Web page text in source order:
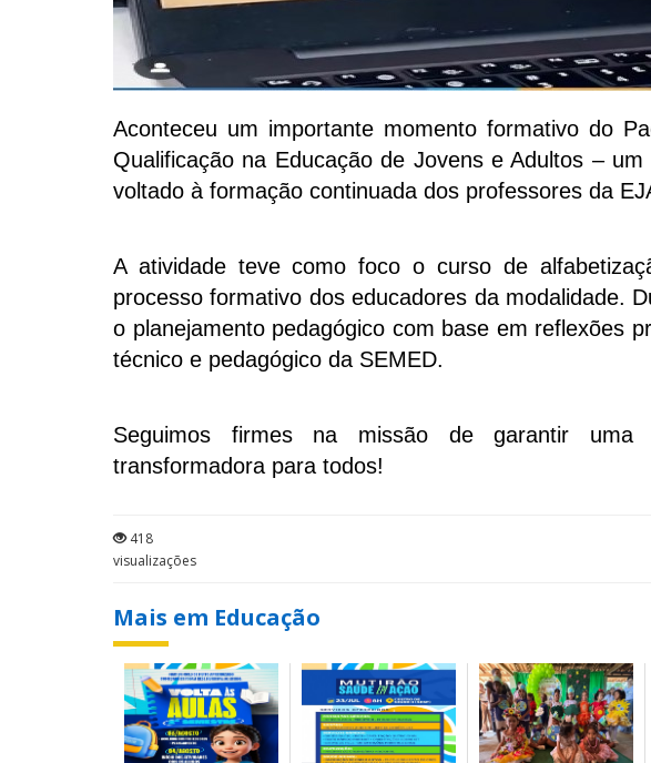
Aconteceu um importante momento formativo do
Qualificação na Educação de Jovens e Adultos –
voltado à formação continuada dos professores da
A atividade teve como foco o curso de
processo formativo dos educadores da modalidade.
o planejamento pedagógico com base em reflexões
técnico e pedagógico da SEMED.
Seguimos firmes na missão de garantir uma
transformadora para todos!
418
visualizações
Mais em Educação